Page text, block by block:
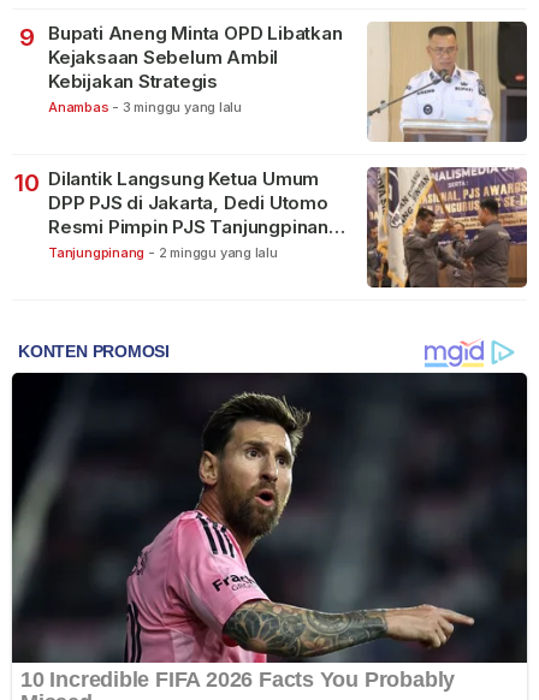
9
Bupati Aneng Minta OPD Libatkan
Kejaksaan Sebelum Ambil
Kebijakan Strategis
Anambas - 3 minggu yang lalu
10 Dilantik Langsung Ketua Umum
DPP PJS di Jakarta, Dedi Utomo
Resmi Pimpin PJS Tanjungpinang-
Bintan
Tanjungpinang - 2 minggu yang lalu